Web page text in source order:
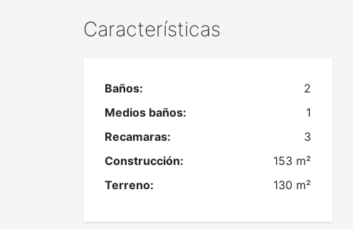
Características
Baños:
2
Medios baños:
1
Recamaras:
3
Construcción:
153 m²
Terreno:
130 m²